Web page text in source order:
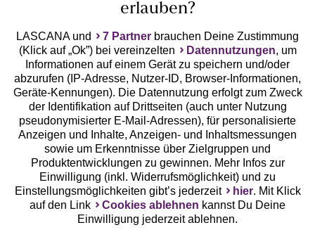
Geprüfte Sicherheit
Unsere Apps
erlauben?
LASCANA und 7 Partner brauchen Deine Zustimmung
(Klick auf „Ok”) bei vereinzelten
Datennutzungen, um
Informationen auf einem Gerät zu speichern und/oder
abzurufen (IP-Adresse, Nutzer-ID, Browser-Informationen,
Geräte-Kennungen). Die Datennutzung erfolgt zum Zweck
der Identifikation auf Drittseiten (auch unter Nutzung
pseudonymisierter E-Mail-Adressen), für personalisierte
Anzeigen und Inhalte, Anzeigen- und Inhaltsmessungen
sowie um Erkenntnisse über Zielgruppen und
Produktentwicklungen zu gewinnen. Mehr Infos zur
Einwilligung (inkl. Widerrufsmöglichkeit) und zu
Einstellungsmöglichkeiten gibt’s jederzeit
hier. Mit Klick
auf den Link
Cookies ablehnen kannst Du Deine
Einwilligung jederzeit ablehnen.